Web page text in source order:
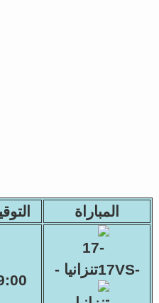
المباراة
-17VSتنزانيا -